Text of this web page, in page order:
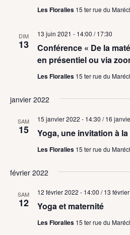
Les Floralies 15 ter rue du
DIM
13
Conférence « De la
en présentiel ou via
13 juin 2021 - 14:00 /17:30
Les Floralies 15 ter rue du
janvier 2022
SAM
15 Yoga, une invitation à
15 janvier 2022 - 14:30 /16
Les Floralies 15 ter rue du
février 2022
SAM
12 Yoga et maternité
12 février 2022 - 14:00 /13
Les Floralies 15 ter rue du